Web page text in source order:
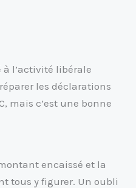
à l’activité libérale
les déclarations
mais c’est une bonne
encaissé et la
tous y figurer. Un oubli